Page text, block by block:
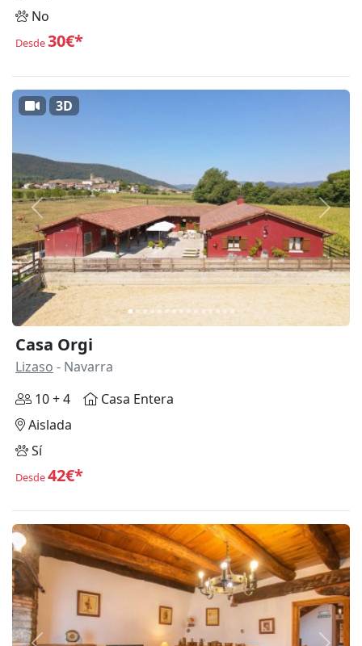
No
Desde30€*
Anterior
3D
Casa Orgi
Lizaso - Navarra
10 + 4
Casa Entera
Aislada
Sí
Desde42€*